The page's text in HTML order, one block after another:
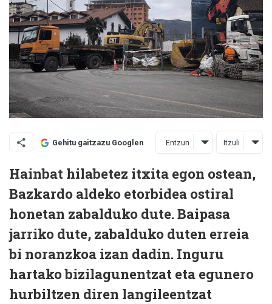
Gehitu gaitzazu Googlen Entzun Itzuli
Hainbat hilabetez itxita egon ostean,
Bazkardo aldeko etorbidea ostiral
honetan zabalduko dute. Baipasa
jarriko dute, zabalduko duten erreia
bi noranzkoa izan dadin. Inguru
hartako bizilagunentzat eta egunero
hurbiltzen diren langileentzat